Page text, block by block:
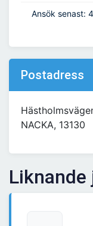
Ansök senast:
Postadress
NACKA, 13130
Liknande